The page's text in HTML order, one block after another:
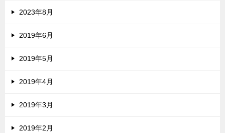
2023年8月
2019年6月
2019年5月
2019年4月
2019年3月
2019年2月